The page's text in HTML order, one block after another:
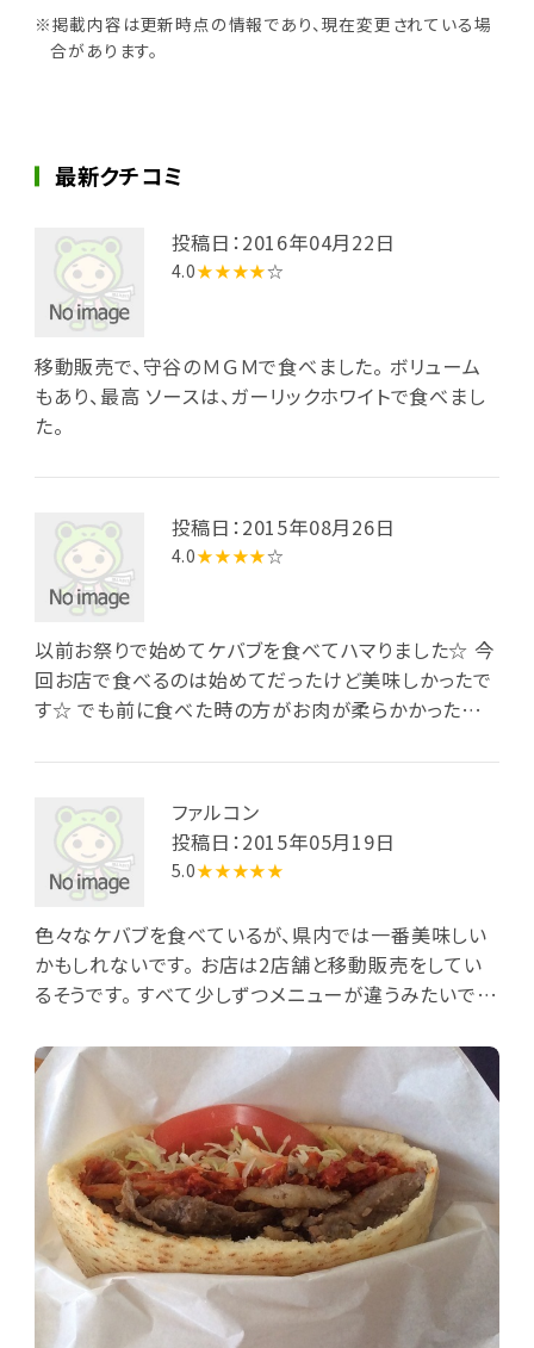
※掲載内容は更新時点の情報であり、現在変更されている場
合があります。
最新クチコミ
投稿日：2016年04月22日
4.0★★★★☆
移動販売で、守谷のＭＧＭで食べました。 ボリューム
もあり、最高 ソースは、ガーリックホワイトで食べまし
た。
投稿日：2015年08月26日
4.0★★★★☆
以前お祭りで始めてケバブを食べてハマりました☆ 今
回お店で食べるのは始めてだったけど美味しかったで
す☆ でも前に食べた時の方がお肉が柔らかかったカナ
ます
ファルコン
投稿日：2015年05月19日
5.0★★★★★
色々なケバブを食べているが、県内では一番美味しい
かもしれないです。 お店は2店舗と移動販売をしてい
るそうです。 すべて少しずつメニューが違うみたいで
く日本人で、オーナーさんは凄い面白い方でした
(⌒▽⌒) 私は、キムチケバブ（韓国とトルコ料理で斬
新）とケバブ焼きそばを食べました。 そごく美味しかっ
たです。